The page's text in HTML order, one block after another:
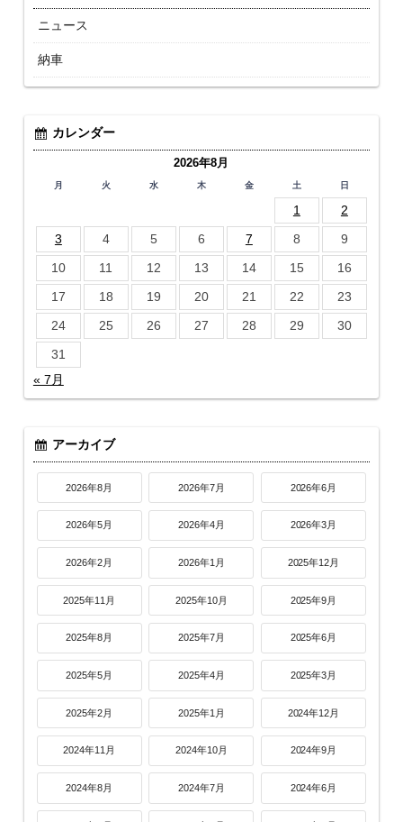
ニュース
納車
カレンダー
2026年8月
月 火 水 木 金 土 日
1
2
3
4 5 6 7 8
9
10
11 12 13 14 15
16
17
18 19 20 21 22
23
24
25 26 27 28 29
30
31
« 7月
アーカイブ
2026年8月 2026年7月 2026年6月
2026年5月 2026年4月 2026年3月
2026年2月 2026年1月 2025年12月
2025年11月 2025年10月 2025年9月
2025年8月 2025年7月 2025年6月
2025年5月 2025年4月 2025年3月
2025年2月 2025年1月 2024年12月
2024年11月 2024年10月 2024年9月
2024年8月 2024年7月 2024年6月